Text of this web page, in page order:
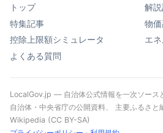
トップ
特集記事
控除上限額シミュレータ
よくある質問
解
物
エ
LocalGov.jp — 自治体公式情報を一次ソース
自治体・中央省庁の公開資料、 主要ふるさと
Wikipedia (CC BY-SA)